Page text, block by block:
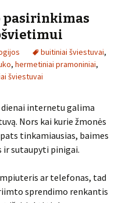
pasirinkimas
buitiniai šviestuvai,
, hermetiniai pramoniniai,
šviestuvai
internetu galima
Nors kai kurie žmonės
tinkamiausias, baimes
ir sutaupyti pinigai.
ar telefonas, tad
sprendimo renkantis